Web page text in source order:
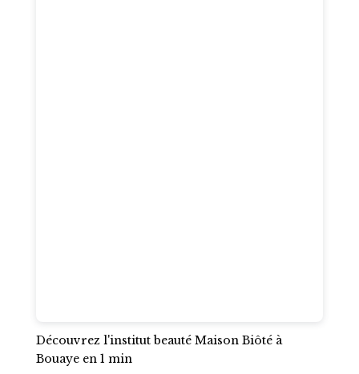
Découvrez l'institut beauté Maison Biôté à
Bouaye en 1 min